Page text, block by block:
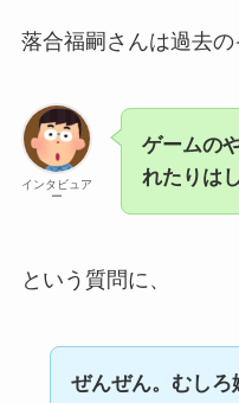
落合福嗣さんは過去
インタビュア
ー
ゲームの
れたりは
という質問に、
ぜんぜん。むしろ